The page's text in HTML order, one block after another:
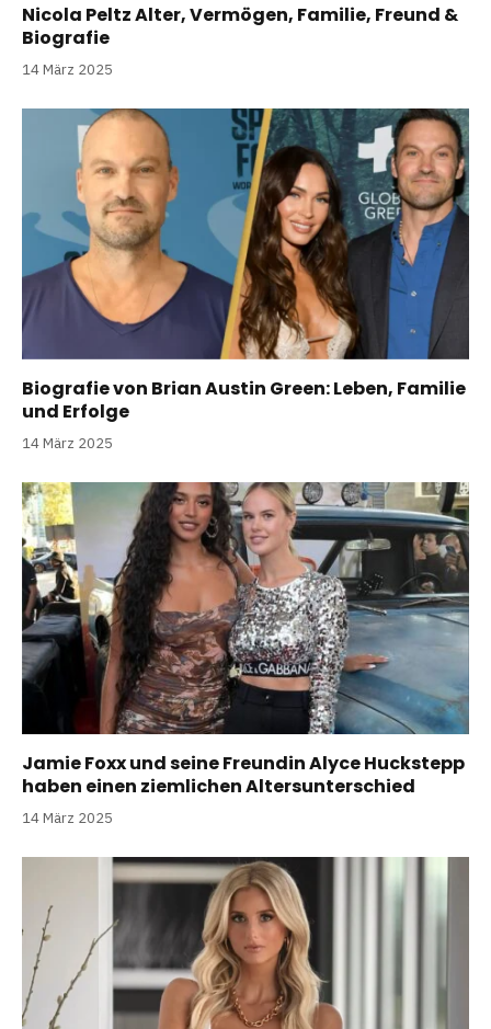
Nicola Peltz Alter, Vermögen, Familie, Freund &
Biografie
14 März 2025
Biografie von Brian Austin Green: Leben, Familie
und Erfolge
14 März 2025
Jamie Foxx und seine Freundin Alyce Huckstepp
haben einen ziemlichen Altersunterschied
14 März 2025